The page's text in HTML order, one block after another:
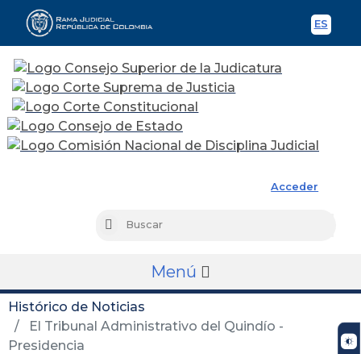
ES
Acceder
Buscar
Menú
Histórico de Noticias
El Tribunal Administrativo del Quindío -
Presidencia